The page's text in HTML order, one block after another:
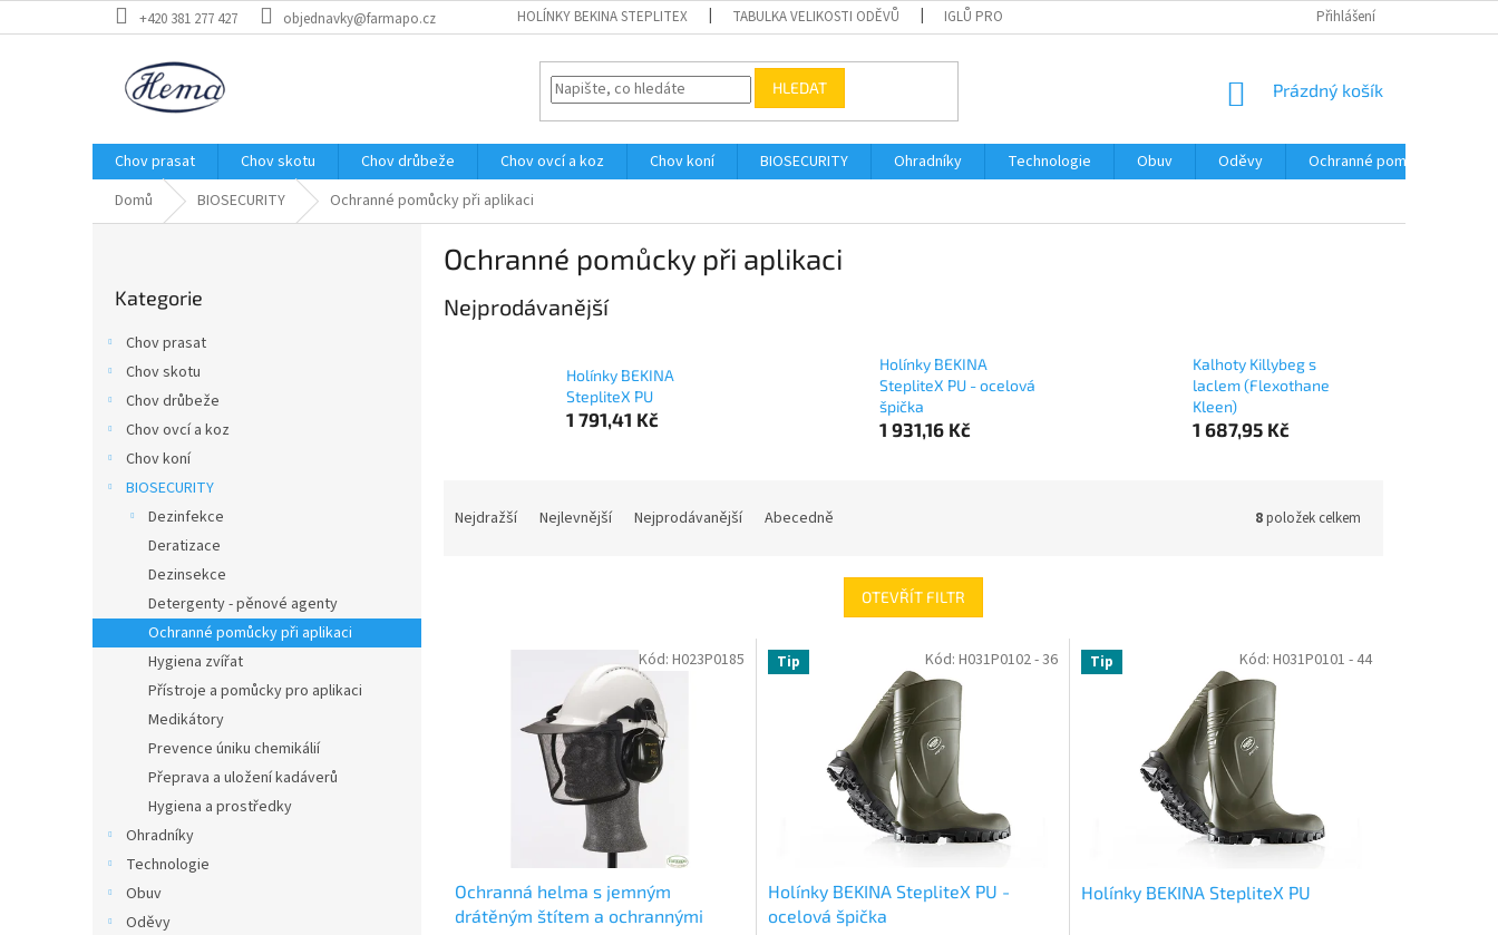
na
+420 381 277 427 objednavky@farmapo.cz HOLÍNKY BEKINA STEPLITEX TABULKA VELIKOSTI ODĚVŮ IGLŮ PRO TELATA Přihlášení
HLEDAT
NÁKUPNÍ
Prázdný košík
Chov prasat Chov skotu Chov drůbeže Chov ovcí a koz Chov koní BIOSECURITY Ohradníky Technologie Obuv Oděvy Ochranné pomůcky
Domů
BIOSECURITY Ochranné pomůcky při aplikaci
kategorie
Kategorie
Chov prasat
Chov skotu
Chov drůbeže
Chov ovcí a koz
Chov koní
BIOSECURITY
Dezinfekce
Deratizace
Dezinsekce
Detergenty - pěnové agenty
Ochranné pomůcky při aplikaci
Hygiena zvířat
Přístroje a pomůcky pro aplikaci
Medikátory
Prevence úniku chemikálií
Přeprava a uložení kadáverů
Hygiena a prostředky
Ohradníky
Technologie
Obuv
Oděvy
Ochranné pomůcky při aplikaci
Nejprodávanější
Holínky BEKINA
StepliteX PU
1 791,41 Kč
Holínky BEKINA
StepliteX PU - ocelová
špička
1 931,16 Kč
Kalhoty Killybeg s
laclem (Flexothane
Kleen)
1 687,95 Kč
Nejdražší Nejlevnější Nejprodávanější Abecedně 8položek celkem
OTEVŘÍT FILTR
Ochranná helma s jemným
drátěným štítem a ochrannými
Kód: H023P0185 Tip
Holínky BEKINA StepliteX PU -
ocelová špička
Kód: H031P0102 - 36 Tip
Holínky BEKINA StepliteX PU
Kód: H031P0101 - 44